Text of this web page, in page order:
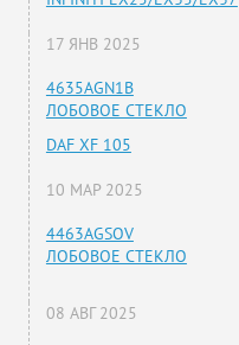
17 ЯНВ 2025
4635AGN1B
ЛОБОВОЕ СТЕКЛО
DAF XF 105
10 МАР 2025
4463AGSOV
ЛОБОВОЕ СТЕКЛО
08 АВГ 2025